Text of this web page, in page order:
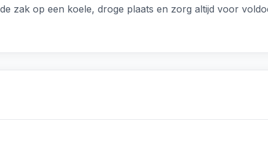
zak op een koele, droge plaats en zorg altijd voor